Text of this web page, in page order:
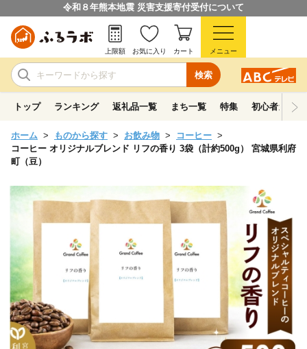
令和８年熊本地震 災害支援寄付受付について
検索
上限額 お気に入り カート メニュー
トップ ランキング 返礼品一覧 まち一覧 特集 初心者ガイド
ホーム ものから探す お飲み物
コーヒー
コーヒー オリジナルブレンド リフの香り 3袋（計約500g） 宮城県利府
町（豆）